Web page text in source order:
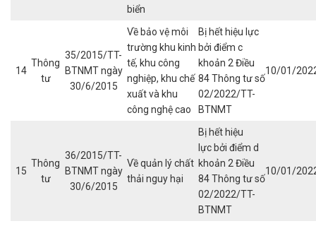
biển
14
Thông
tư
35/2015/TT-
BTNMT ngày
30/6/2015
Về bảo vệ môi
trường khu kinh
tế, khu công
nghiệp, khu chế
xuất và khu
công nghệ cao
Bị hết hiệu lực
bởi điểm c
khoản 2 Điều
84 Thông tư số
02/2022/TT-
BTNMT
10/01/
15
Thông
tư
36/2015/TT-
BTNMT ngày
30/6/2015
Về quản lý chất
thải nguy hại
Bị hết hiệu
lực bởi điểm d
khoản 2 Điều
84 Thông tư số
02/2022/TT-
BTNMT
10/01/